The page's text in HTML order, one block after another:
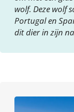
wolf. Deze wolf
Portugal en
dit dier in zijn